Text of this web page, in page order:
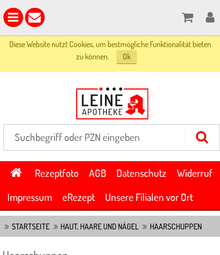
Diese Website nutzt Cookies, um bestmögliche Funktionalität bieten
zu können.
Ok
Rezeptfoto AGB Datenschutz
Widerruf
Impressum
eRezept Unsere Filialen vor Ort
STARTSEITE HAUT, HAARE UND NÄGEL HAARSCHUPPEN